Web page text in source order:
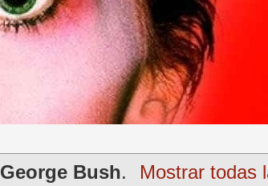
George Bush.
Mostrar todas